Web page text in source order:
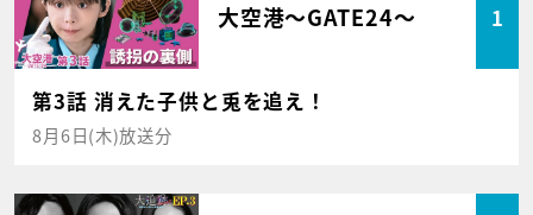
大空港～GATE24～ 1
第3話 消えた子供と兎を追え！
8月6日(木)放送分